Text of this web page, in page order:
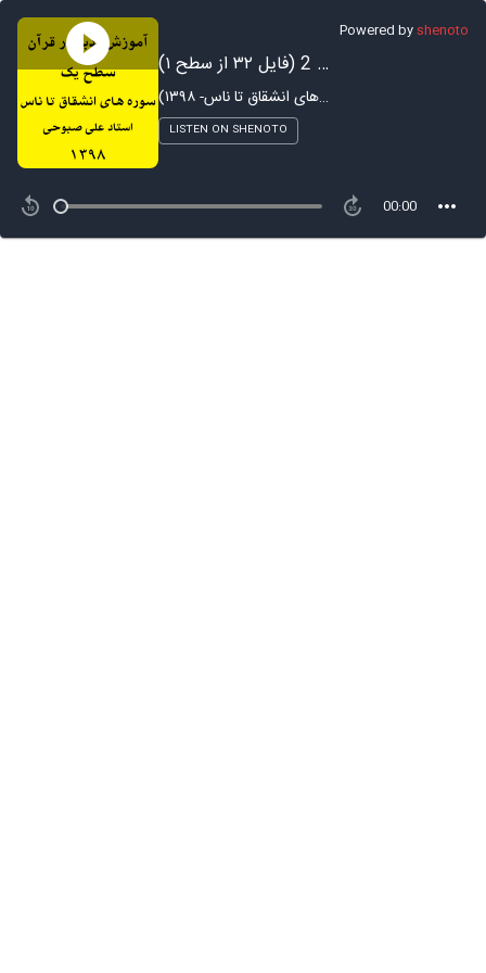
Powered byshenoto
آموزش تدبر در سوره شرح - بخش 2 (فایل ۳۲ از سطح ۱)
آموزش تدبر در قرآن - ترم ۱ (سوره های انشقاق تا ناس- ۱۳۹۸)
LISTEN ON SHENOTO
00:00